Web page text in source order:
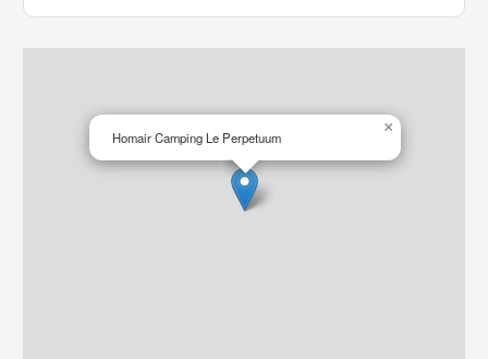
31 janvier 2014 avec le code EB14. (*Valable pour
Homair Camping Le Perpetuum
×